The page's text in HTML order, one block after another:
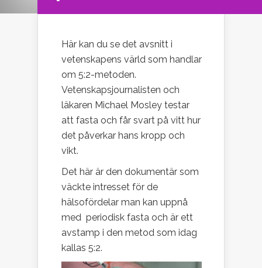
Här kan du se det avsnitt i
vetenskapens värld som handlar
om 5:2-metoden.
Vetenskapsjournalisten och
läkaren Michael Mosley testar
att fasta och får svart på vitt hur
det påverkar hans kropp och
vikt.
Det här är den dokumentär som
väckte intresset för de
hälsofördelar man kan uppnå
med periodisk fasta och är ett
avstamp i den metod som idag
kallas 5:2.